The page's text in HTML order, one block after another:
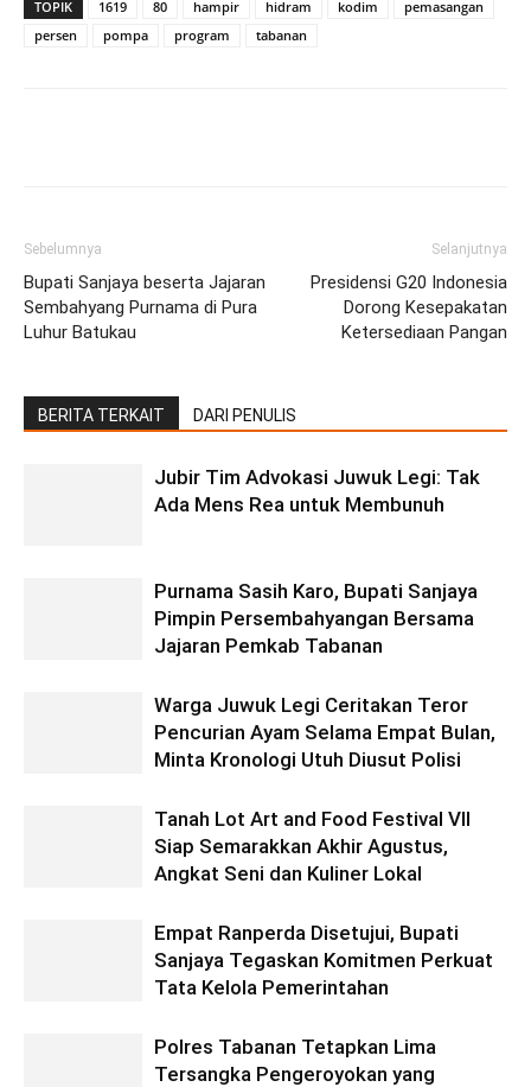
TOPIK 1619 80 hampir hidram kodim
pemasangan
persen
pompa program tabanan
Sebelumnya
Bupati Sanjaya beserta Jajaran
Sembahyang Purnama di Pura
Luhur Batukau
Selanjutnya
Presidensi G20 Indonesia
Dorong Kesepakatan
Ketersediaan Pangan
BERITA TERKAIT DARI PENULIS
Jubir Tim Advokasi Juwuk Legi: Tak
Ada Mens Rea untuk Membunuh
Purnama Sasih Karo, Bupati Sanjaya
Pimpin Persembahyangan Bersama
Jajaran Pemkab Tabanan
Warga Juwuk Legi Ceritakan Teror
Pencurian Ayam Selama Empat Bulan,
Minta Kronologi Utuh Diusut Polisi
Tanah Lot Art and Food Festival VII
Siap Semarakkan Akhir Agustus,
Angkat Seni dan Kuliner Lokal
Empat Ranperda Disetujui, Bupati
Sanjaya Tegaskan Komitmen Perkuat
Tata Kelola Pemerintahan
Polres Tabanan Tetapkan Lima
Tersangka Pengeroyokan yang